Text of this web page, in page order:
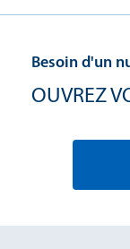
Besoin d'un
OUVREZ